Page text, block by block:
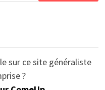
sur ce site généraliste
?